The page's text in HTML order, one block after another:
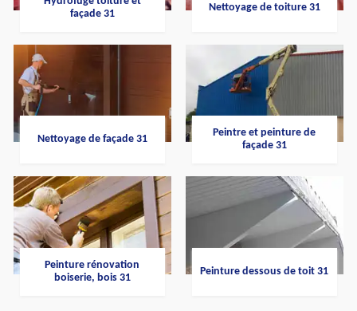
façade 31
Nettoyage de toiture 31
Nettoyage de façade 31
Peintre et peinture de
façade 31
Peinture rénovation
boiserie, bois 31
Peinture dessous de toit 31